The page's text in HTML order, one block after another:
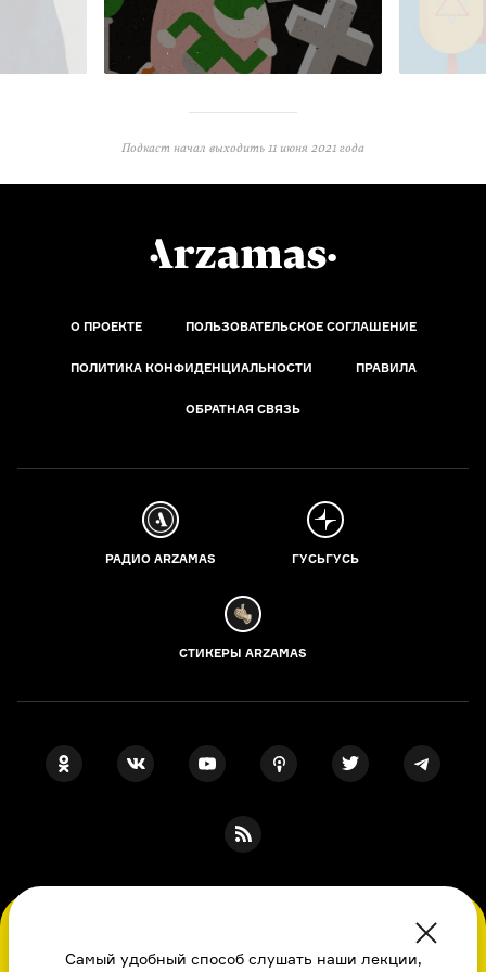
Во время посещения сайта вы соглашаетесь
с использованием нами файлов
Самый удобный способ слушать наши лекции,
Подкаст начал выходить 11 июня 2021 года
О ПРОЕКТЕ ПОЛЬЗОВАТЕЛЬСКОЕ СОГЛАШЕНИЕ
ПОЛИТИКА КОНФИДЕНЦИАЛЬНОСТИ ПРАВИЛА
ОБРАТНАЯ СВЯЗЬ
РАДИО ARZAMAS ГУСЬГУСЬ
СТИКЕРЫ ARZAMAS